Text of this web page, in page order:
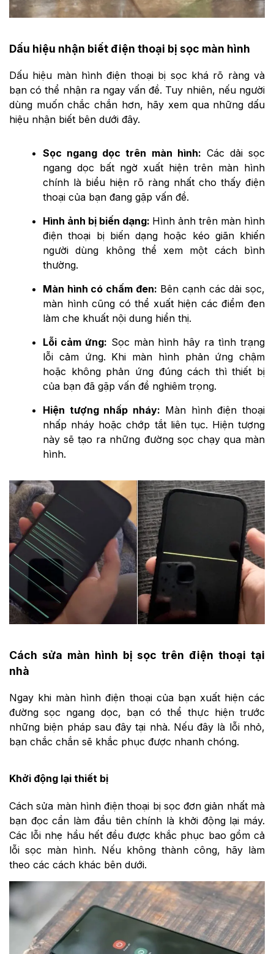
Dấu hiệu nhận biết điện thoại bị sọc màn hình
Dấu hiệu màn hình điện thoại bị sọc khá rõ ràng và
bạn có thể nhận ra ngay vấn đề. Tuy nhiên, nếu người
dùng muốn chắc chắn hơn, hãy xem qua những dấu
hiệu nhận biết bên dưới đây.
Sọc ngang dọc trên màn hình: Các dải sọc
ngang dọc bất ngờ xuất hiện trên màn hình
chính là biểu hiện rõ ràng nhất cho thấy điện
thoại của bạn đang gặp vấn đề.
Hình ảnh bị biến dạng: Hình ảnh trên màn hình
điện thoại bị biến dạng hoặc kéo giãn khiến
người dùng không thể xem một cách bình
thường.
Màn hình có chấm đen: Bên cạnh các dải sọc,
màn hình cũng có thể xuất hiện các điểm đen
làm che khuất nội dung hiển thị.
Lỗi cảm ứng: Sọc màn hình hây ra tình trạng
lỗi cảm ứng. Khi màn hình phản ứng chậm
hoặc không phản ứng đúng cách thì thiết bị
của bạn đã gặp vấn đề nghiêm trọng.
Hiện tượng nhấp nháy: Màn hình điện thoại
nhấp nháy hoặc chớp tắt liên tục. Hiện tượng
này sẽ tạo ra những đường sọc chạy qua màn
hình.
Cách sửa màn hình bị sọc trên điện thoại tại
nhà
Ngay khi màn hình điện thoại của bạn xuất hiện các
đường sọc ngang dọc, bạn có thể thực hiện trước
những biện pháp sau đây tại nhà. Nếu đây là lỗi nhỏ,
bạn chắc chắn sẽ khắc phục được nhanh chóng.
Khởi động lại thiết bị
Cách sửa màn hình điện thoại bị sọc đơn giản nhất mà
bạn đọc cần làm đầu tiên chính là khởi động lại máy.
Các lỗi nhẹ hầu hết đều được khắc phục bao gồm cả
lỗi sọc màn hình. Nếu không thành công, hãy làm
theo các cách khác bên dưới.